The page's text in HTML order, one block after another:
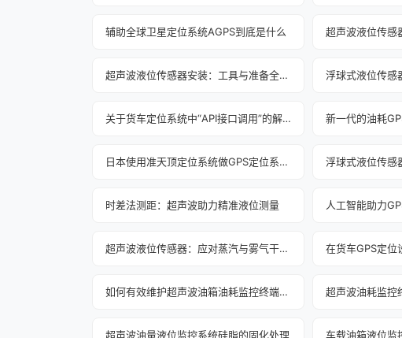
辅助全球卫星定位系统AGPS到底是什么
超声波液位传感器安装：工具与准备全攻略
关于货车定位系统中“API接口调用”的解释说明
日本使用准天顶定位系统做GPS定位系统的备用 浮球式液位传感
时差法测距：超声波助力精准液位测量
超声波液位传感器：应对蒸汽与雾气干扰之法
如何有效维护超声波油箱油耗监控终端探头清洁？
超声波油量液位监控系统硅脂的固化处理 车载油箱液位监